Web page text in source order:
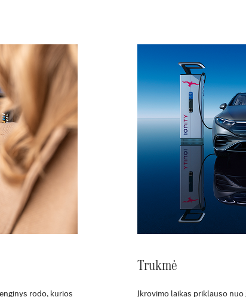
rodo, kurios
Trukmė
Įkrovimo laikas priklauso